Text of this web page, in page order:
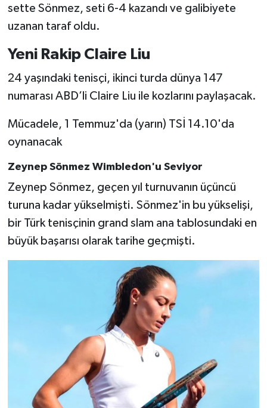
sette Sönmez, seti 6-4 kazandı ve galibiyete
uzanan taraf oldu.
Yeni Rakip Claire Liu
24 yaşındaki tenisçi, ikinci turda dünya 147
numarası ABD’li Claire Liu ile kozlarını paylaşacak.
Mücadele, 1 Temmuz'da (yarın) TSİ 14.10'da
oynanacak
Zeynep Sönmez Wimbledon'u Seviyor
Zeynep Sönmez, geçen yıl turnuvanın üçüncü
turuna kadar yükselmişti. Sönmez'in bu yükselişi,
bir Türk tenisçinin grand slam ana tablosundaki en
büyük başarısı olarak tarihe geçmişti.
Atletizm
Bisiklet
Boks
Halter
Motor Sporları
Su Sporları
Diğer Spor Dalları